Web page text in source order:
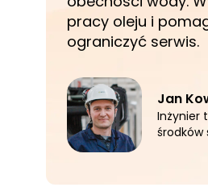
pracy oleju i
ograniczyć serwis.
Jan
Inżynier